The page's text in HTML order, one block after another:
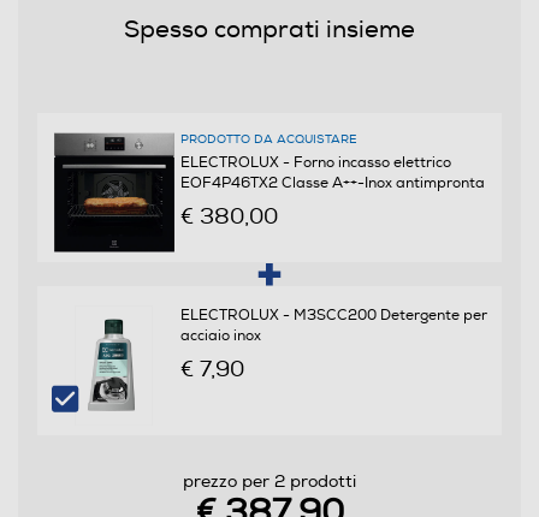
9
Funzione microonde
Funzione vapore
Tipologia Vapore
Spesso comprati insieme
PRODOTTO DA ACQUISTARE
ELECTROLUX - Forno incasso elettrico
EOF4P46TX2 Classe A++-Inox antimpronta
€ 380,00
ELECTROLUX - M3SCC200 Detergente per
acciaio inox
€ 7,90
prezzo per 2 prodotti